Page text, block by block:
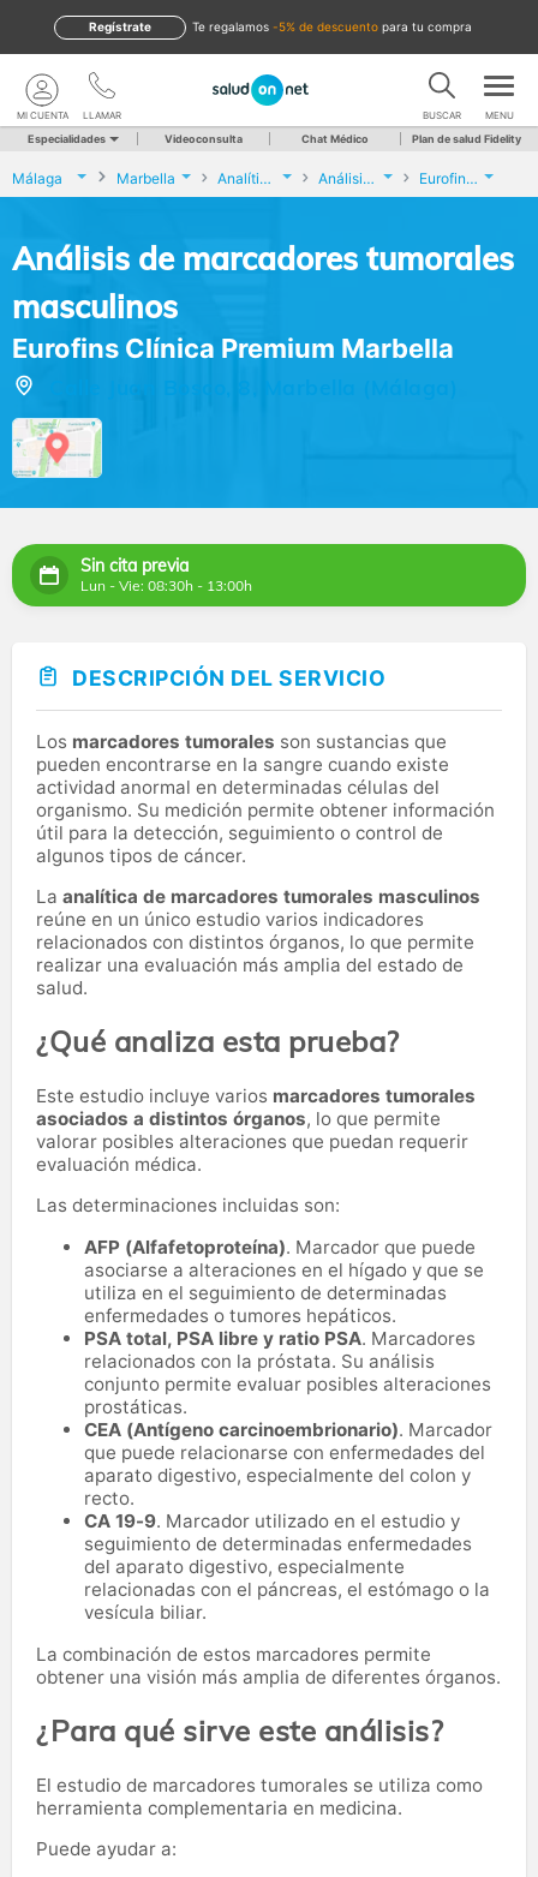
te regalamos -5% de descuento para tu compra
Regístrate
LLAMAR
MI CUENTA BUSCAR MENU
Especialidades Videoconsulta Chat Médico Plan de salud Fidelity
Málaga Marbella Analíticas y Genética Análisis de marcadores tumorales masculinos Eurofins Clínica Premium Marbella
Análisis de marcadores tumorales
masculinos
Eurofins Clínica Premium Marbella
Sin cita previa
Lun - Vie: 08:30h - 13:00h
DESCRIPCIÓN DEL SERVICIO
Los marcadores tumorales son sustancias que
pueden encontrarse en la sangre cuando existe
actividad anormal en determinadas células del
organismo. Su medición permite obtener información
útil para la detección, seguimiento o control de
algunos tipos de cáncer.
La analítica de marcadores tumorales masculinos
reúne en un único estudio varios indicadores
relacionados con distintos órganos, lo que permite
realizar una evaluación más amplia del estado de
salud.
¿Qué analiza esta prueba?
Este estudio incluye varios marcadores tumorales
asociados a distintos órganos, lo que permite
valorar posibles alteraciones que puedan requerir
evaluación médica.
Las determinaciones incluidas son:
AFP (Alfafetoproteína). Marcador que puede
asociarse a alteraciones en el hígado y que se
utiliza en el seguimiento de determinadas
enfermedades o tumores hepáticos.
PSA total, PSA libre y ratio PSA. Marcadores
relacionados con la próstata. Su análisis
conjunto permite evaluar posibles alteraciones
prostáticas.
CEA (Antígeno carcinoembrionario). Marcador
que puede relacionarse con enfermedades del
aparato digestivo, especialmente del colon y
recto.
CA 19-9. Marcador utilizado en el estudio y
seguimiento de determinadas enfermedades
del aparato digestivo, especialmente
relacionadas con el páncreas, el estómago o la
vesícula biliar.
La combinación de estos marcadores permite
obtener una visión más amplia de diferentes órganos.
¿Para qué sirve este análisis?
El estudio de marcadores tumorales se utiliza como
herramienta complementaria en medicina.
Puede ayudar a: